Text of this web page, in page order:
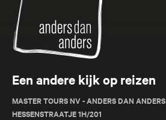
Anders
Een andere kijk op reizen
MASTER TOURS NV - ANDERS DAN ANDERS
HESSENSTRAATJE 1H/201